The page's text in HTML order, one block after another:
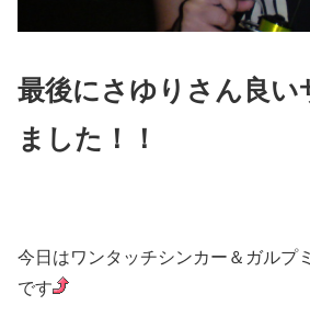
最後にさゆりさん良い
ました！！
今日はワンタッチシンカー＆ガルプ
です